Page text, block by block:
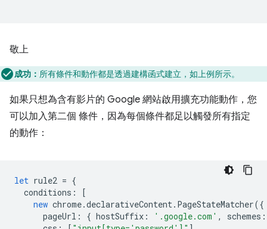
敬上
成功： 所有條件和動作都是透過建構函式建立，如上例所示。
如果只想為含有影片的 Google 網站啟用擴充功能動作，您
可以加入第二個 條件，因為每個條件都足以觸發所有指定
的動作：
let rule2 = {
conditions :
[
new chrome.declarativeContent. PageStateMatcher({
pageUrl : { hostSuffix : '.google.com' , schemes :